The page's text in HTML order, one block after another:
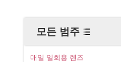
모든 범주
매일 일회용 렌즈